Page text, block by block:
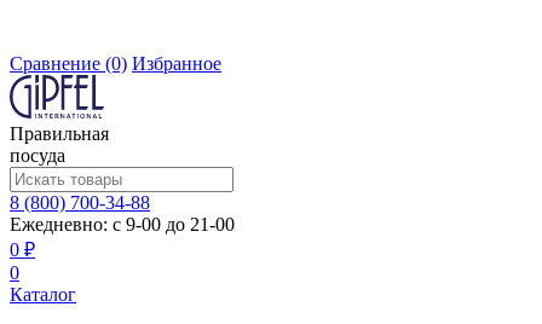
Сравнение (0) Избранное
Правильная
посуда
8 (800) 700-34-88
Ежедневно: с 9-00 до 21-00
0 ₽
0
Каталог